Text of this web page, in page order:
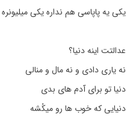
یکی یه پاپاسی هم نداره یکی میلیونره
عدالتت اینه دنیا؟
نه یاری دادی و نه مال و منالی
دنیا تو برای آدم های بدی
دنیایی که خوب ها رو میکُشه